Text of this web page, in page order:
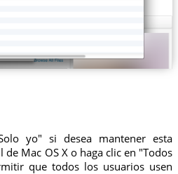
yo" si desea mantener esta
Mac OS X o haga clic en "Todos
que todos los usuarios usen